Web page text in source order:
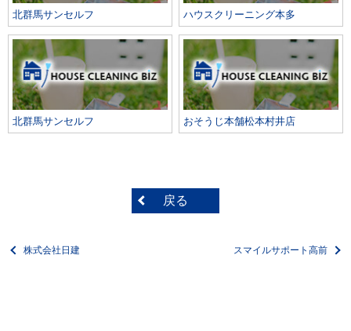
北群馬サンセルフ ハウスクリーニング本多
北群馬サンセルフ おそうじ本舗松本村井店
戻る
株式会社日建 スマイルサポート高前